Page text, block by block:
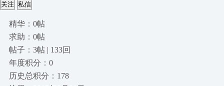
关注 私信
精华：0帖
求助：0帖
帖子：3帖 | 133回
年度积分：0
历史总积分：178